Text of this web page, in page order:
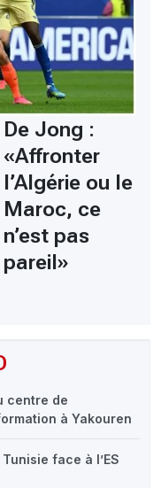
centre de
à Yakouren
face à l’ES
De Jong :
«Affronter
l’Algérie ou le
Maroc, ce
n’est pas
pareil»